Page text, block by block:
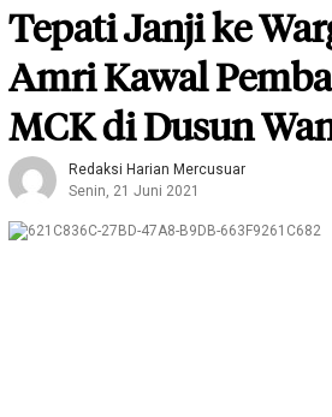
Tepati Janji ke
Amri Kawal
MCK di Dusun
Redaksi Harian Mercusuar
Senin, 21 Juni 2021